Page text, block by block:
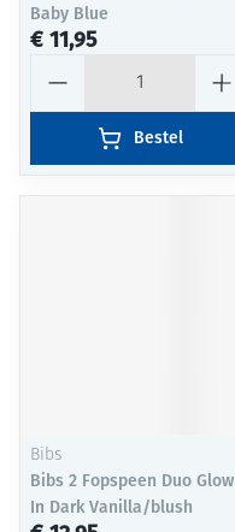
Baby Blue
€ 11,95
Bestel
Bibs
Bibs 2 Fopspeen Duo Glow
In Dark Vanilla/blush